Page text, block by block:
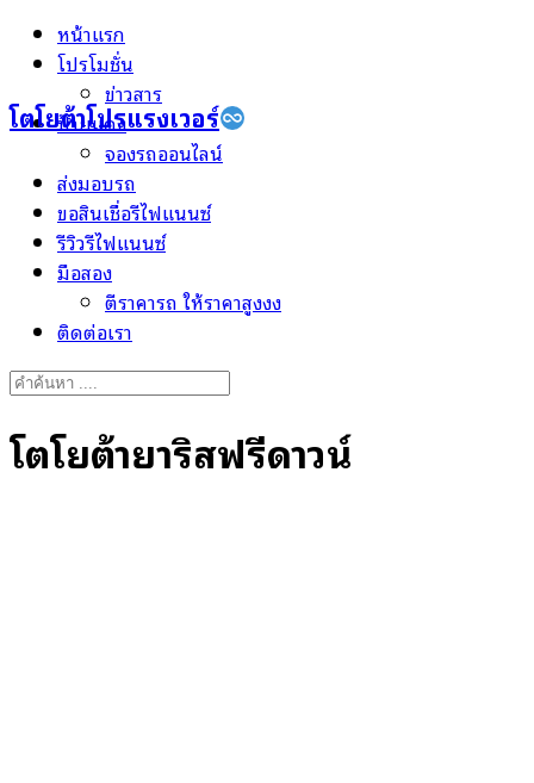
Skip
โตโยต้าโปรแรงเวอร์
หน้าแรก
โปรโมชั่น
ข่าวสาร
ป้ายแดง
จองรถออนไลน์
ส่งมอบรถ
ขอสินเชื่อรีไฟแนนซ์
รีวิวรีไฟแนนซ์
มือสอง
ตีราคารถ ให้ราคาสูงงง
ติดต่อเรา
Search
โตโยต้ายาริสฟรีดาวน์